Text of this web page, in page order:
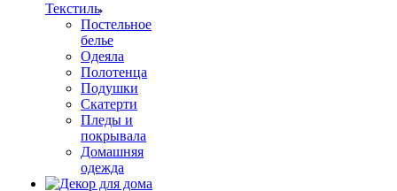
Текстиль
Постельное
белье
Одеяла
Полотенца
Подушки
Скатерти
Пледы и
покрывала
Домашняя
одежда